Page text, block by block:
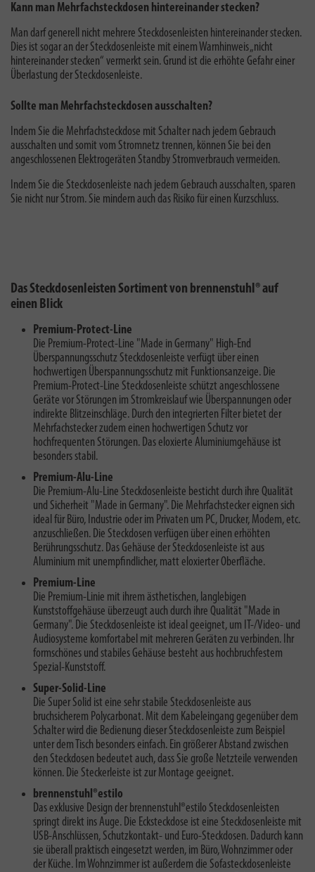
Kann man Mehrfachsteckdosen hintereinander stecken?
Man darf generell nicht mehrere Steckdosenleisten hintereinander stecken.
Dies ist sogar an der Steckdosenleiste mit einem Warnhinweis „nicht
hintereinander stecken“ vermerkt sein. Grund ist die erhöhte Gefahr einer
Überlastung der Steckdosenleiste.
Sollte man Mehrfachsteckdosen ausschalten?
Indem Sie die Mehrfachsteckdose mit Schalter nach jedem Gebrauch
ausschalten und somit vom Stromnetz trennen, können Sie bei den
angeschlossenen Elektrogeräten Standby Stromverbrauch vermeiden.
Indem Sie die Steckdosenleiste nach jedem Gebrauch ausschalten,sparen
Sie nicht nur Strom. Sie mindern auch das Risiko für einen Kurzschluss.
Das Steckdosenleisten Sortiment von brennenstuhl® auf
einen Blick
Premium-Protect-Line
Die Premium-Protect-Line "Made in Germany" High-End
Überspannungsschutz Steckdosenleiste verfügt über einen
hochwertigen Überspannungsschutz mit Funktionsanzeige. Die
Premium-Protect-Line Steckdosenleiste schützt angeschlossene
Geräte vor Störungen im Stromkreislauf wie Überspannungen oder
indirekte Blitzeinschläge. Durch den integrierten Filter bietet der
Mehrfachstecker zudem einen hochwertigen Schutz vor
hochfrequenten Störungen. Das eloxierte Aluminiumgehäuse ist
besonders stabil.
Premium-Alu-Line
Die Premium-Alu-Line Steckdosenleiste besticht durch ihre Qualität
und Sicherheit "Made in Germany". Die Mehrfachstecker eignen sich
ideal für Büro, Industrie oder im Privaten um PC, Drucker, Modem, etc.
anzuschließen. Die Steckdosen verfügen über einen erhöhten
Berührungsschutz. Das Gehäuse der Steckdosenleiste ist aus
Aluminium mit unempfindlicher, matt eloxierter Oberfläche.
Premium-Line
Die Premium-Linie mit ihrem ästhetischen, langlebigen
Kunststoffgehäuse überzeugt auch durch ihre Qualität "Made in
Germany". Die Steckdosenleiste ist ideal geeignet, um IT-/Video- und
Audiosysteme komfortabel mit mehreren Geräten zu verbinden. Ihr
formschönes und stabiles Gehäuse besteht aus hochbruchfestem
Spezial-Kunststoff.
Super-Solid-Line
Die Super Solid ist eine sehr stabile Steckdosenleiste aus
bruchsicherem Polycarbonat. Mit dem Kabeleingang gegenüber dem
Schalter wird die Bedienung dieser Steckdosenleiste zum Beispiel
unter dem Tisch besonders einfach. Ein größerer Abstand zwischen
den Steckdosen bedeutet auch, dass Sie große Netzteile verwenden
können. Die Steckerleiste ist zur Montage geeignet.
brennenstuhl®estilo
Das exklusive Design der brennenstuhl®estilo Steckdosenleisten
springt direkt ins Auge. Die Ecksteckdose ist eine Steckdosenleiste mit
USB-Anschlüssen, Schutzkontakt- und Euro-Steckdosen. Dadurch kann
sie überall praktisch eingesetzt werden, im Büro, Wohnzimmer oder
der Küche. Im Wohnzimmer ist außerdem die Sofasteckdosenleiste